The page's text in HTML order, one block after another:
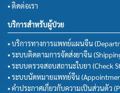
• ติดต่อเรา
บริการสำหรับผู้ป่วย
• บริการทางการแพทย์แผนจีน
• ระบบติดตามการจัดส่งยาจีน
• ระบบตรวจสอบสถานะใบยา (Check
• ระบบนัดหมายแพทย์จีน
• คำประกาศเกี่ยวกับความเป็นส่วนตัว